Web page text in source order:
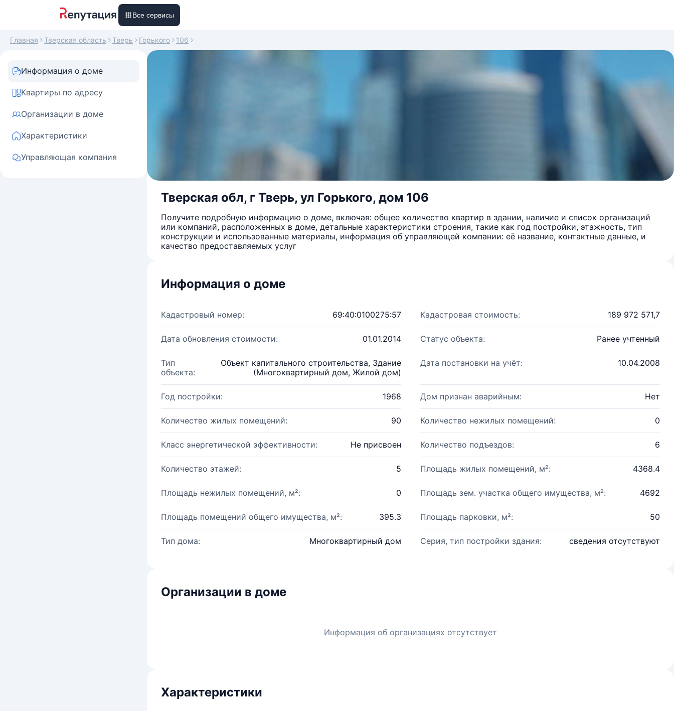
Все сервисы
Главная Тверская область Тверь Горького 106
Информация о доме
Квартиры по адресу
Организации в доме
Характеристики
Управляющая компания
Тверская обл, г Тверь, ул Горького, дом 106
Получите подробную информацию о доме, включая: общее количество квартир в здании, наличие и список организаций
или компаний, расположенных в доме, детальные характеристики строения, такие как год постройки, этажность, тип
конструкции и использованные материалы, информация об управляющей компании: её название, контактные данные, и
качество предоставляемых услуг
Информация о доме
Кадастровый номер: 69:40:0100275:57 Кадастровая стоимость: 189 972 571,7
Дата обновления стоимости: 01.01.2014 Статус объекта: Ранее учтенный
Тип
объекта:
Объект капитального строительства, Здание
(Многоквартирный дом, Жилой дом)
Дата постановки на учёт: 10.04.2008
Год постройки: 1968 Дом признан аварийным: Нет
Количество жилых помещений: 90 Количество нежилых помещений: 0
Класс энергетической эффективности: Не присвоен Количество подъездов: 6
Количество этажей: 5 Площадь жилых помещений, м²: 4368.4
Площадь нежилых помещений, м²: 0 Площадь зем. участка общего имущества, м²: 4692
Площадь помещений общего имущества, м²: 395.3 Площадь парковки, м²: 50
Тип дома: Многоквартирный дом Серия, тип постройки здания: сведения отсутствуют
Организации в доме
Информация об организациях отсутствует
Характеристики